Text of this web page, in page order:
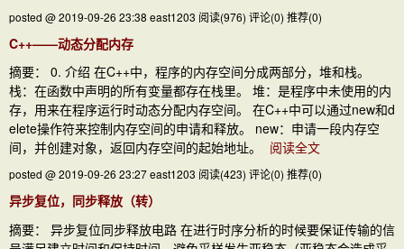
posted @ 2019-09-26 23:38 east1203 阅读(976) 评论(0) 推荐(0)
C++——动态分配内存
摘要： 0. 介绍 在C++中，程序的内存空间分成两部分，堆和栈。
栈：在函数中声明的所有变量都存在栈里。 堆：是程序中未使用的内
存，用来在程序运行时动态分配内存空间。 在C++中可以通过new和d
elete操作符来控制内存空间的申请和释放。 new：申请一段内存空
间，并创建对象，返回内存空间的起始地址。
阅读全文
posted @ 2019-09-26 23:27 east1203 阅读(423) 评论(0) 推荐(0)
异步复位，同步释放（转）
摘要： 异步复位同步释放电路 在进行时序分析的时候要保证传输的信